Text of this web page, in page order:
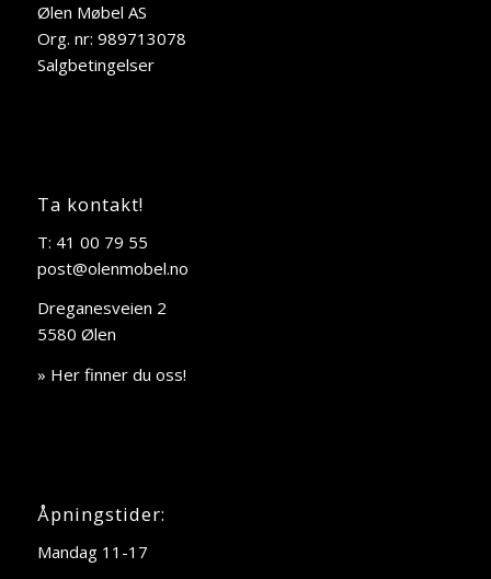
Ølen Møbel AS
Org. nr: 989713078
Salgbetingelser
Ta kontakt!
T: 41 00 79 55
post@olenmobel.no
Dreganesveien 2
5580 Ølen
» Her finner du oss!
Åpningstider:
Mandag 11-17